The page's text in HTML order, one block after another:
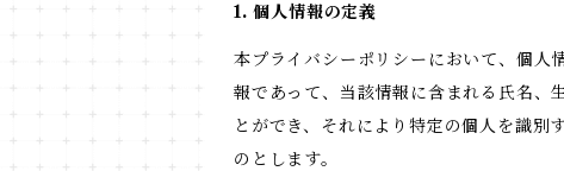
1. 個人情報の定義
本プライバシーポリシーにおいて、個人
報であって、当該情報に含まれる氏名、
とができ、それにより特定の個人を識別
のとします。